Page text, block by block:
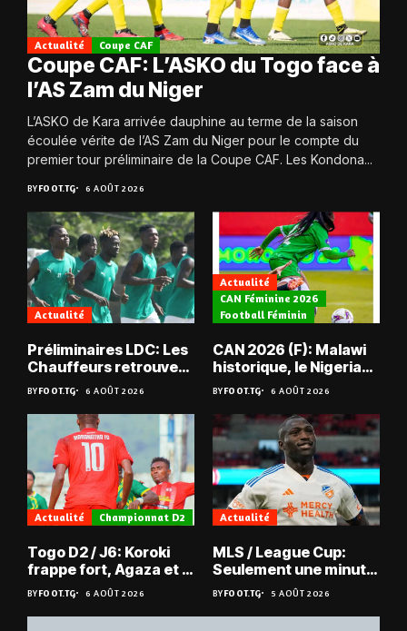
Actualité Coupe CAF
Coupe CAF: L’ASKO du Togo face à
l’AS Zam du Niger
L’ASKO de Kara arrivée dauphine au terme de la saison
écoulée vérite de l’AS Zam du Niger pour le compte du
premier tour préliminaire de la Coupe CAF. Les Kondona...
BYFOOT.TG 6 AOÛT 2026
Actualité
Préliminaires LDC: Les
Chauffeurs retrouvent
les Mimos
BYFOOT.TG 6 AOÛT 2026
Actualité
CAN Féminine 2026
Football Féminin
CAN 2026 (F): Malawi
historique, le Nigeria
sauvé, la Zambie
éliminée
BYFOOT.TG 6 AOÛT 2026
Actualité Championnat D2
Togo D2 / J6: Koroki
frappe fort, Agaza et la
JCA assurent,
suspense avant Sara
FC – Doumbé FC
BYFOOT.TG 6 AOÛT 2026
Actualité
MLS / League Cup:
Seulement une minute
de jeu pour Kévin
Denkey
BYFOOT.TG 5 AOÛT 2026